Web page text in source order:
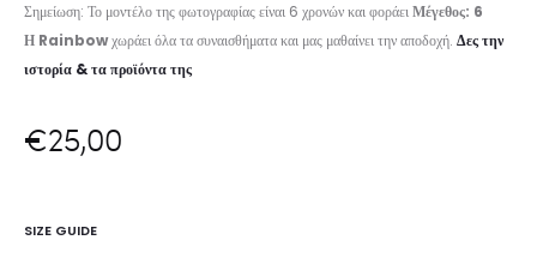
Σημείωση: Το μοντέλο της φωτογραφίας είναι 6 χρονών και φοράειΜέγεθος: 6
Η Rainbowχωράει όλα τα συναισθήματα και μας μαθαίνει την αποδοχή. Δες την
ιστορία & τα προϊόντα της
€25,00
SIZE GUIDE